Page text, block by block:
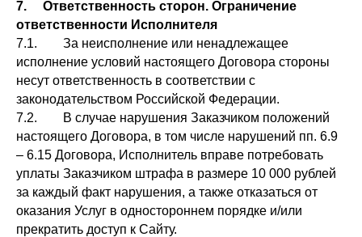
7. Ответственность сторон. Ограничение
ответственности Исполнителя
7.1. За неисполнение или ненадлежащее
исполнение условий настоящего Договора стороны
несут ответственность в соответствии с
законодательством Российской Федерации.
7.2. В случае нарушения Заказчиком положений
настоящего Договора, в том числе нарушений пп. 6.9
– 6.15 Договора, Исполнитель вправе потребовать
уплаты Заказчиком штрафа в размере 10 000 рублей
за каждый факт нарушения, а также отказаться от
оказания Услуг в одностороннем порядке и/или
прекратить доступ к Сайту.